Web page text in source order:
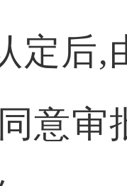
定后,
意审